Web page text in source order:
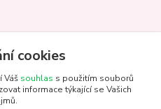
cookies
Váš souhlas s použitím souborů
informace týkající se Vašich